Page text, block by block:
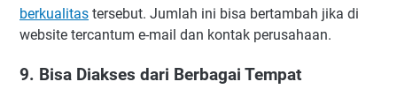
berkualitas tersebut. Jumlah ini bisa bertambah jika di
website tercantum e-mail dan kontak perusahaan.
9. Bisa Diakses dari Berbagai Tempat